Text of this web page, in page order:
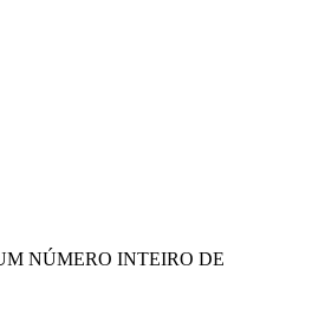
NÚMERO INTEIRO DE